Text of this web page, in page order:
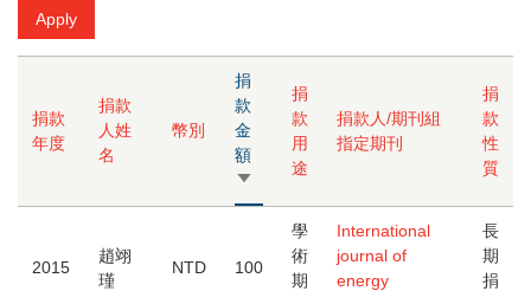
捐款
年度
捐款
人姓
名
幣別
捐
款
金
額
由
小
捐
款
用
途
捐款人/期刊組
指定期刊
捐
款
性
質
2015
趙翊
瑾
NTD 100
學
術
期
International
journal of
energy
長
期
捐